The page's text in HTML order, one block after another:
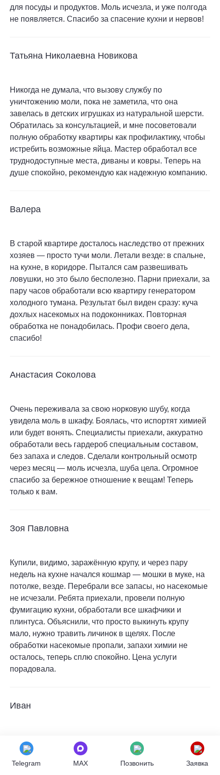
для посуды и продуктов. Моль исчезла, и уже полгода
не появляется. Спасибо за спасение кухни и нервов!
Татьяна Николаевна Новикова
Никогда не думала, что вызову службу по
уничтожению моли, пока не заметила, что она
завелась в детских игрушках из натуральной шерсти.
Обратилась за консультацией, и мне посоветовали
полную обработку квартиры как профилактику, чтобы
истребить возможные яйца. Мастер обработал все
труднодоступные места, диваны и ковры. Теперь на
душе спокойно, рекомендую как надежную компанию.
Валера
В старой квартире досталось наследство от прежних
хозяев — просто тучи моли. Летали везде: в спальне,
на кухне, в коридоре. Пытался сам развешивать
ловушки, но это было бесполезно. Парни приехали, за
пару часов обработали всю квартиру генератором
холодного тумана. Результат был виден сразу: куча
дохлых насекомых на подоконниках. Повторная
обработка не понадобилась. Профи своего дела,
спасибо!
Анастасия Соколова
Очень переживала за свою норковую шубу, когда
увидела моль в шкафу. Боялась, что испортят химией
или будет вонять. Специалисты приехали, аккуратно
обработали весь гардероб специальным составом,
без запаха и следов. Сделали контрольный осмотр
через месяц — моль исчезла, шуба цела. Огромное
спасибо за бережное отношение к вещам! Теперь
только к вам.
Зоя Павловна
Купили, видимо, заражённую крупу, и через пару
недель на кухне начался кошмар — мошки в муке, на
потолке, везде. Перебрали все запасы, но насекомые
не исчезали. Ребята приехали, провели полную
фумигацию кухни, обработали все шкафчики и
плинтуса. Объяснили, что просто выкинуть крупу
мало, нужно травить личинок в щелях. После
обработки насекомые пропали, запахи химии не
осталось, теперь сплю спокойно. Цена услуги
порадовала.
Иван
Долго не могли понять, откуда в шкафу берутся
маленькие бабочки, а на свитере появились дырочки.
Оказалось, моль завелась в старом ковре и оттуда
Telegram MAX Позвонить Заявка